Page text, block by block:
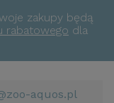
zakupy będą
rabatowego dla
aquos.pl